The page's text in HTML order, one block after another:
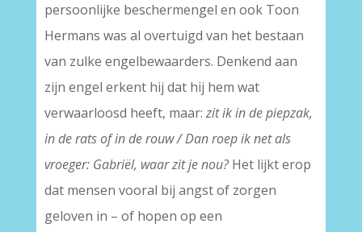
persoonlijke beschermengel en ook Toon
Hermans was al overtuigd van het bestaan
van zulke engelbewaarders. Denkend aan
zijn engel erkent hij dat hij hem wat
verwaarloosd heeft, maar: zit ik in de piepzak,
in de rats of in de rouw / Dan roep ik net als
vroeger: Gabriël, waar zit je nou?Het lijkt erop
dat mensen vooral bij angst of zorgen
geloven in – of hopen op een